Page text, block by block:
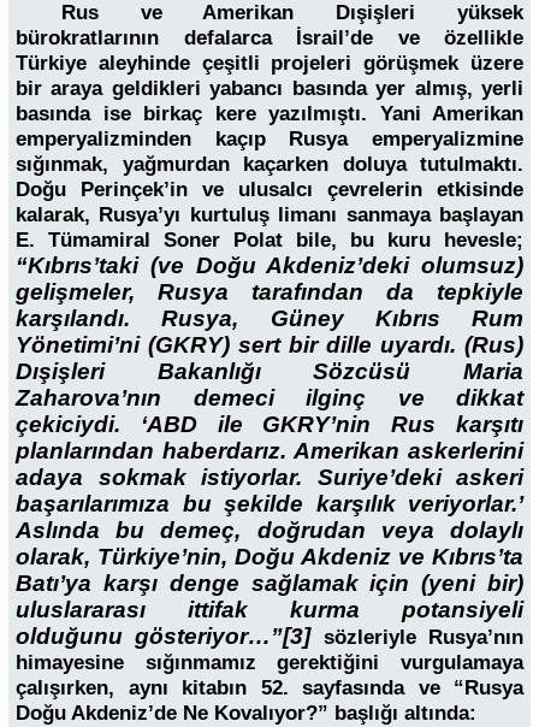
Rus ve Amerikan Dışişleri yüksek
bürokratlarının defalarca İsrail’de ve özellikle
Türkiye aleyhinde çeşitli projeleri görüşmek üzere
bir araya geldikleri yabancı basında yer almış, yerli
basında ise birkaç kere yazılmıştı. Yani Amerikan
emperyalizminden kaçıp Rusya emperyalizmine
sığınmak, yağmurdan kaçarken doluya tutulmaktı.
Doğu Perinçek’in ve ulusalcı çevrelerin etkisinde
kalarak, Rusya’yı kurtuluş limanı sanmaya başlayan
E. Tümamiral Soner Polat bile, bu kuru hevesle;
“Kıbrıs’taki (ve Doğu Akdeniz’deki olumsuz)
gelişmeler, Rusya tarafından da tepkiyle
karşılandı. Rusya, Güney Kıbrıs Rum
Yönetimi’ni (GKRY) sert bir dille uyardı. (Rus)
Dışişleri Bakanlığı Sözcüsü Maria
Zaharova’nın demeci ilginç ve dikkat
çekiciydi. ‘ABD ile GKRY’nin Rus karşıtı
planlarından haberdarız. Amerikan askerlerini
adaya sokmak istiyorlar. Suriye’deki askeri
başarılarımıza bu şekilde karşılık veriyorlar.’
Aslında bu demeç, doğrudan veya dolaylı
olarak, Türkiye’nin, Doğu Akdeniz ve Kıbrıs’ta
Batı’ya karşı denge sağlamak için (yeni bir)
uluslararası ittifak kurma potansiyeli
olduğunu gösteriyor…”[3] sözleriyle Rusya’nın
himayesine sığınmamız gerektiğini vurgulamaya
çalışırken, aynı kitabın 52. sayfasında ve “Rusya
Doğu Akdeniz’de Ne Kovalıyor?” başlığı altında: